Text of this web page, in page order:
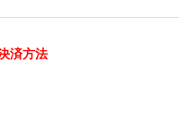
済方法